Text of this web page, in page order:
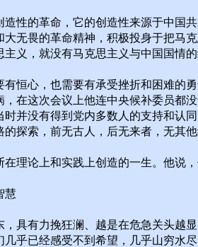
造性的革命，它的创造性来源于中国
大无畏的革命精神，积极投身于把马
义，就没有马克思主义与中国国情的
有恒心，也需要有承受挫折和困难的
，在这次会议上他连中央候补委员都
时并没有得到党内多数人的支持和认
探索，前无古人，后无来者，无其
理论上和实践上创造的一生。他说
慧
，具有力挽狂澜、越是在危急关头越
几乎已经感受不到希望，几乎山穷水